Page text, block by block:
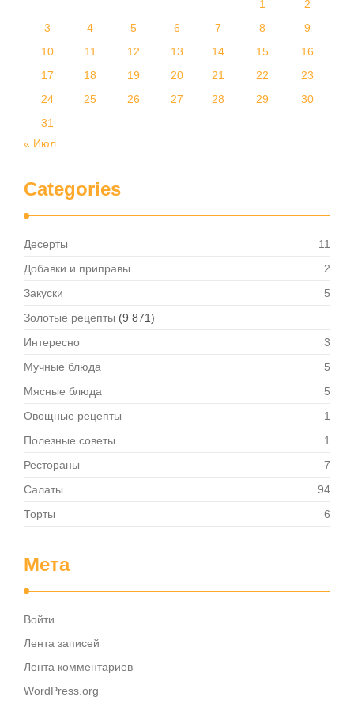
1
2
3
4 5 6 7 8
9
10
11 12 13 14 15
16
17
18 19 20 21 22
23
24
25 26 27 28 29
30
31
« Июл
Categories
Десерты
11
Добавки и приправы
2
Закуски
5
Золотые рецепты (9 871)
Интересно
3
Мучные блюда
5
Мясные блюда
5
Овощные рецепты
1
Полезные советы
1
Рестораны
7
Салаты
94
Торты
6
Мета
Войти
Лента записей
Лента комментариев
WordPress.org